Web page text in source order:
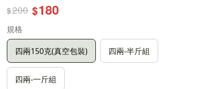
$200 $180
規格
四兩150克(真空包裝) 四兩-半斤組
四兩-一斤組